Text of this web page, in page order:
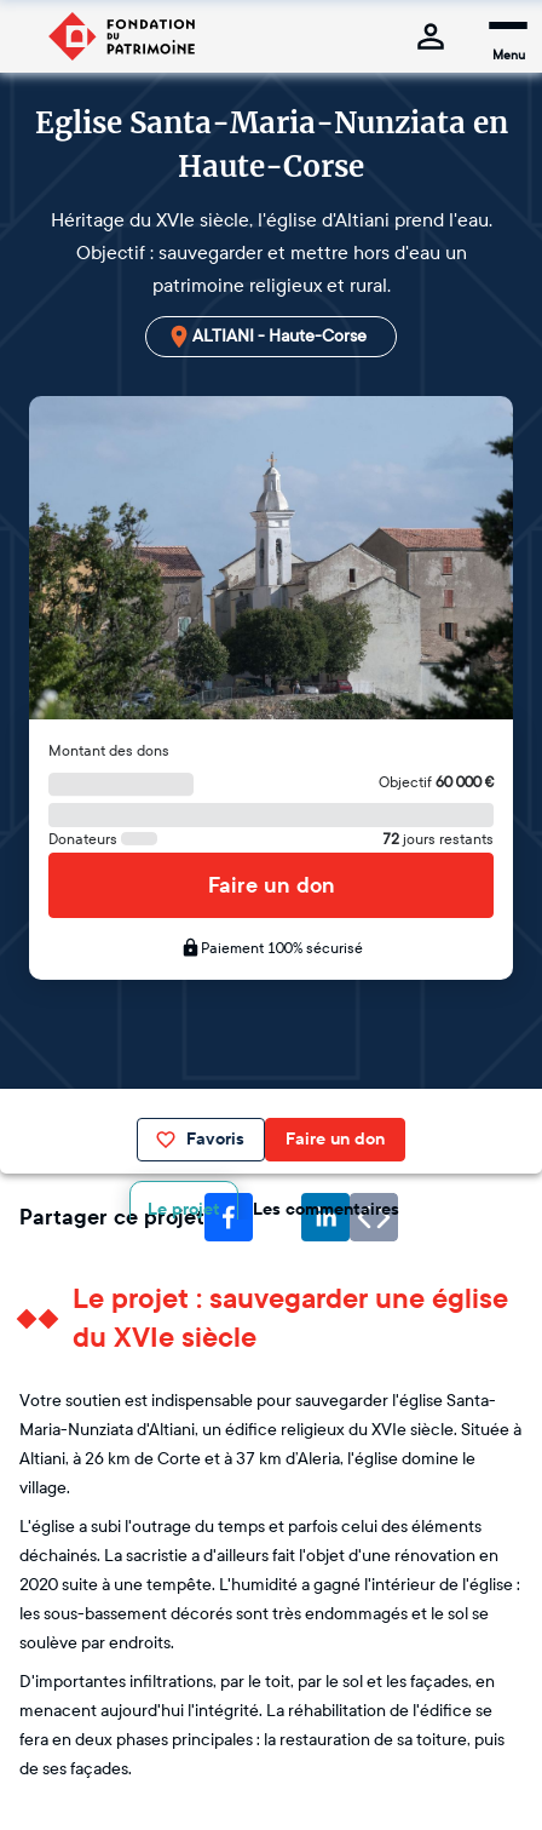
Menu
Eglise Santa-Maria-Nunziata en
Haute-Corse
Héritage du XVIe siècle, l'église d'Altiani prend l'eau.
Objectif : sauvegarder et mettre hors d'eau un
patrimoine religieux et rural.
ALTIANI - Haute-Corse
Montant des dons
Objectif 60 000€
Donateurs 72 jours restants
Faire un don
Paiement 100% sécurisé
Favoris Faire un don
Le projet Les commentaires
Partager ce projet
Le projet : sauvegarder une église
du XVIe siècle
Votre soutien est indispensable pour sauvegarder l'église Santa-
Maria-Nunziata d'Altiani, un édifice religieux du XVIe siècle. Située à
Altiani, à 26 km de Corte et à 37 km d’Aleria, l'église domine le
village.
L'église a subi l'outrage du temps et parfois celui des éléments
déchainés. La sacristie a d'ailleurs fait l'objet d'une rénovation en
2020 suite à une tempête. L'humidité a gagné l'intérieur de l'église :
les sous-bassement décorés sont très endommagés et le sol se
soulève par endroits.
D'importantes infiltrations, par le toit, par le sol et les façades, en
menacent aujourd'hui l'intégrité. La réhabilitation de l'édifice se
fera en deux phases principales : la restauration de sa toiture, puis
de ses façades.